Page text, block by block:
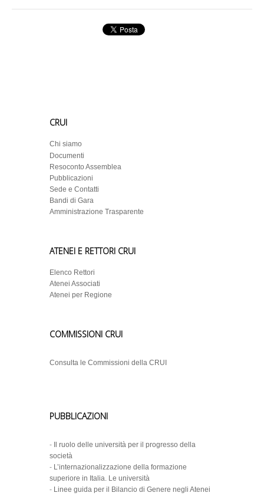
CRUI
Chi siamo
Documenti
Resoconto Assemblea
Pubblicazioni
Sede e Contatti
Bandi di Gara
Amministrazione Trasparente
ATENEI E RETTORI CRUI
Elenco Rettori
Atenei Associati
Atenei per Regione
COMMISSIONI CRUI
Consulta le Commissioni della CRUI
PUBBLICAZIONI
-
Il ruolo delle università per il progresso della
società
- L’internazionalizzazione della formazione
superiore in Italia. Le università
- Linee guida per il Bilancio di Genere negli Atenei